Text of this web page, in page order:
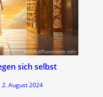
sich selbst
2. August 2024